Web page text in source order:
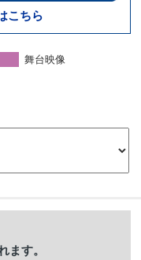
こちら
舞台映像
ます。